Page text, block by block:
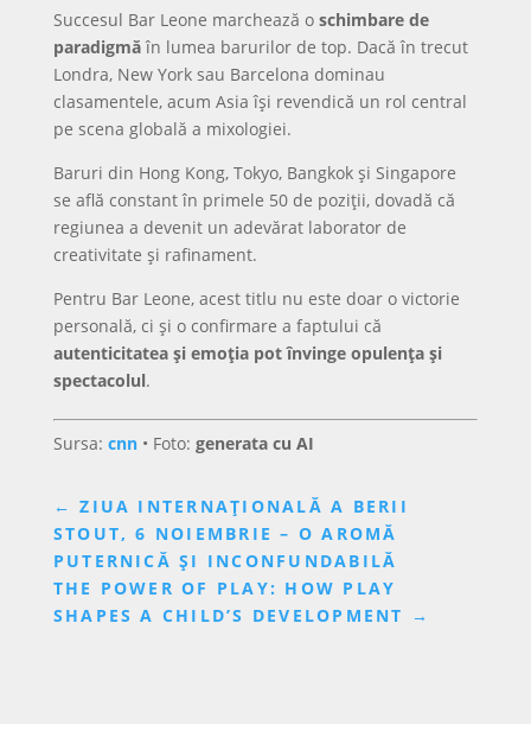
Succesul Bar Leone marchează o schimbare de
paradigmăîn lumea barurilor de top. Dacă în trecut
Londra, New York sau Barcelona dominau
clasamentele, acum Asia își revendică un rol central
pe scena globală a mixologiei.
Baruri din Hong Kong, Tokyo, Bangkok și Singapore
se află constant în primele 50 de poziții, dovadă că
regiunea a devenit un adevărat laborator de
creativitate și rafinament.
Pentru Bar Leone, acest titlu nu este doar o victorie
personală, ci și o confirmare a faptului că
autenticitatea și emoția pot învinge opulența și
spectacolul.
Sursa: cnn• Foto: generata cu AI
←ZIUA INTERNAȚIONALĂ A BERII
STOUT, 6 NOIEMBRIE – O AROMĂ
PUTERNICĂ ȘI INCONFUNDABILĂ
THE POWER OF PLAY: HOW PLAY
SHAPES A CHILD’S DEVELOPMENT →